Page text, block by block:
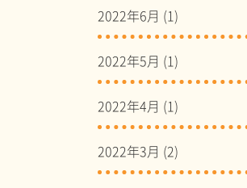
2022年6月 (1)
2022年5月 (1)
2022年4月 (1)
2022年3月 (2)